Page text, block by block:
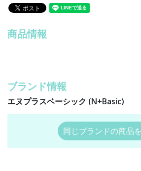
商品情報
ブランド情報
エヌプラスベーシック (N+Basic)
同じブランドの商品